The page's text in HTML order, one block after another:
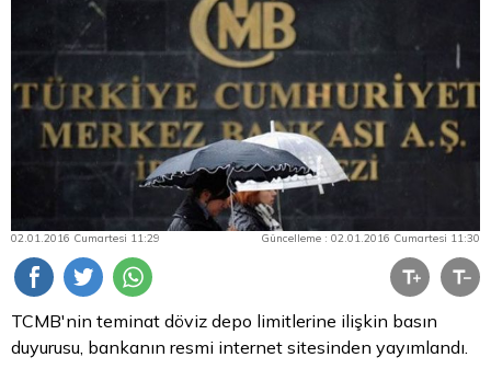
02.01.2016 Cumartesi 11:29 Güncelleme : 02.01.2016 Cumartesi 11:30
TCMB'nin teminat döviz depo limitlerine ilişkin basın
duyurusu, bankanın resmi internet sitesinden yayımlandı.